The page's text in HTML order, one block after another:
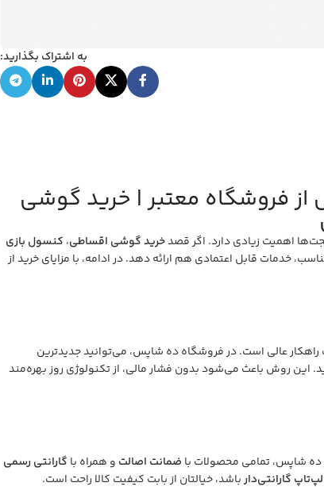
به اشتراک بگذارید:
از فروشگاه معتبر | خرید گوشی
اهمیت زیادی دارد. اگر قصدخرید گوشی اقساطی، کنسول بازی
خدمات قابل اعتمادی هم ارائه دهد. در ادامه، با مزایای خرید از
عالی است. در فروشگاه ده شاپس، می‌توانید جدیدترین
روش باعث می‌شود بدون فشار مالی، از تکنولوژی روز بهره‌مند
ده شاپس، تمامی محصولات با ضمانت اصالت و همراه با گارانتی رسمی
لپ‌تاپ گارانتی‌دارباشد، خیالتان از بابت کیفیت کالا راحت است.